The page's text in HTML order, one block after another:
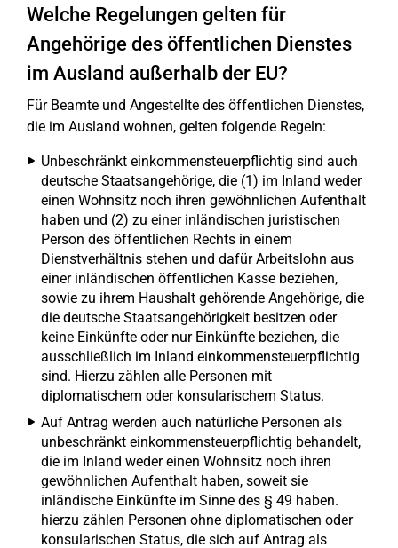
Welche Regelungen gelten für
Angehörige des öffentlichen Dienstes
im Ausland außerhalb der EU?
Für Beamte und Angestellte des öffentlichen Dienstes,
die im Ausland wohnen, gelten folgende Regeln:
Unbeschränkt einkommensteuerpflichtig sind auch
deutsche Staatsangehörige, die (1) im Inland weder
einen Wohnsitz noch ihren gewöhnlichen Aufenthalt
haben und (2) zu einer inländischen juristischen
Person des öffentlichen Rechts in einem
Dienstverhältnis stehen und dafür Arbeitslohn aus
einer inländischen öffentlichen Kasse beziehen,
sowie zu ihrem Haushalt gehörende Angehörige, die
die deutsche Staatsangehörigkeit besitzen oder
keine Einkünfte oder nur Einkünfte beziehen, die
ausschließlich im Inland einkommensteuerpflichtig
sind. Hierzu zählen alle Personen mit
diplomatischem oder konsularischem Status.
Auf Antrag werden auch natürliche Personen als
unbeschränkt einkommensteuerpflichtig behandelt,
die im Inland weder einen Wohnsitz noch ihren
gewöhnlichen Aufenthalt haben, soweit sie
inländische Einkünfte im Sinne des § 49 haben.
hierzu zählen Personen ohne diplomatischen oder
konsularischen Status, die sich auf Antrag als